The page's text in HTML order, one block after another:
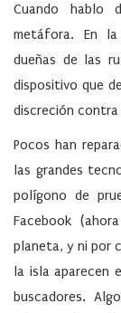
Cuando hablo
metáfora. En
dueñas de las
dispositivo que
discreción contra
Pocos han
las grandes
polígono de
Facebook
planeta, y ni por
la isla aparecen
buscadores.